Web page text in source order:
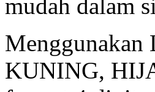
mudah dalam
Menggunakan
KUNING,